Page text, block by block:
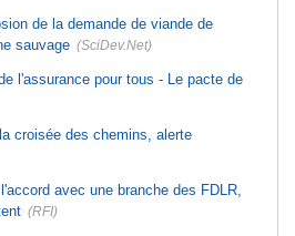
de la demande de viande de
sauvage (SciDev.Net)
l'assurance pour tous - Le pacte de
croisée des chemins, alerte
avec une branche des FDLR,
(RFI)